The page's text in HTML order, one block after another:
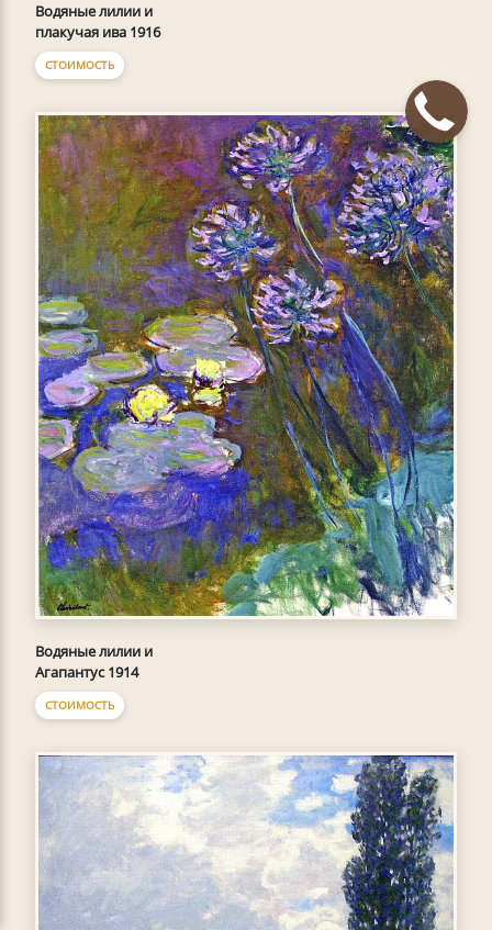
Водяные лилии и
плакучая ива 1916
СТОИМОСТЬ
Водяные лилии и
Агапантус 1914
СТОИМОСТЬ